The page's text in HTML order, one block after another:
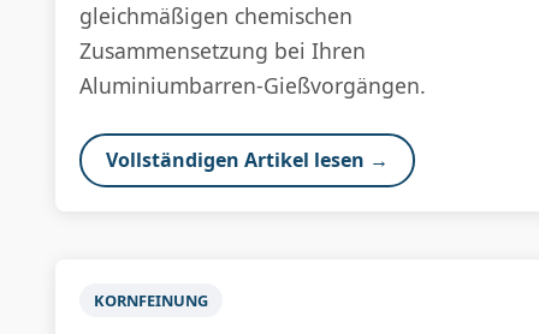
gleichmäßigen chemischen
Zusammensetzung bei Ihren
Aluminiumbarren-Gießvorgängen.
Vollständigen Artikel lesen →
KORNFEINUNG